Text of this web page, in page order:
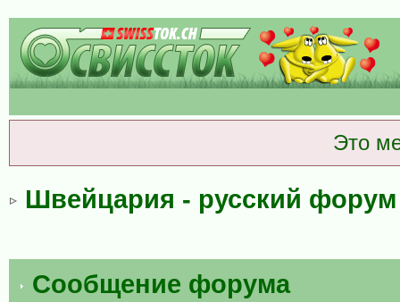
Это
Швейцария - русский
Сообщение форума